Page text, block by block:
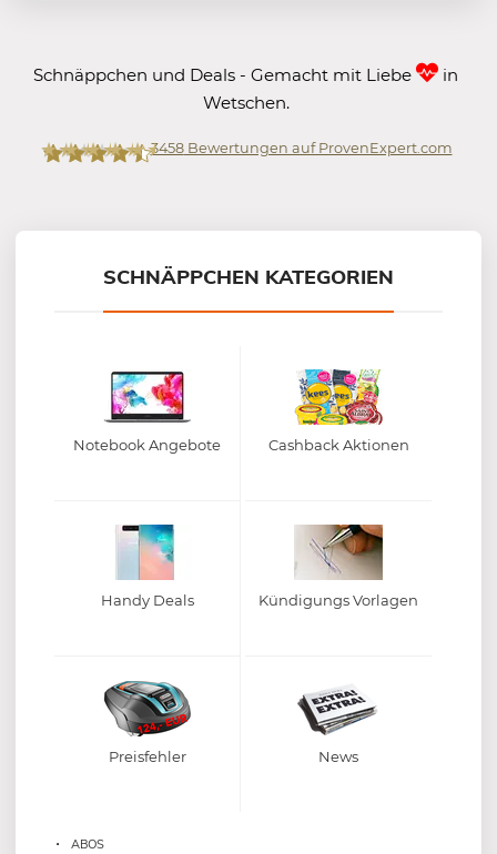
Schnäppchen und Deals - Gemacht mit Liebe
in
Wetschen.
3458Bewertungen auf ProvenExpert.com
SCHNÄPPCHEN KATEGORIEN
Notebook Angebote Cashback Aktionen
Handy Deals Kündigungs Vorlagen
Preisfehler News
ABOS